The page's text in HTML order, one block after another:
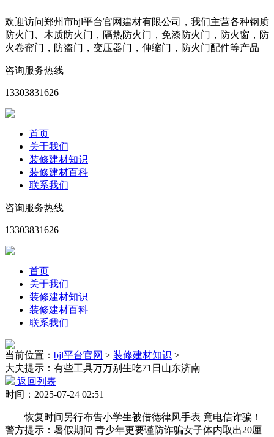
欢迎访问郑州市bjl平台官网建材有限公司，我们主营各种钢质
防火门、木质防火门，隔热防火门，免漆防火门，防火窗，防
火卷帘门，防盗门，变压器门，伸缩门，防火门配件等产品
咨询服务热线
13303831626
首页
关于我们
装修建材知识
装修建材百科
联系我们
咨询服务热线
13303831626
首页
关于我们
装修建材知识
装修建材百科
联系我们
当前位置： bjl平台官网 > 装修建材知识 >
大夫提示：有些工具万万别生吃71日山东济南
返回列表
时间：2025-07-24 02:51
恢复时间另行布告小学生被借德律风手表 竟电信诈骗！
警方提示：暑假期间 青少年更要谨防诈骗女子体内取出20厘